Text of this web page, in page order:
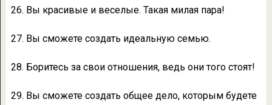
26. Вы красивые и веселые. Такая милая пара!
27. Вы сможете создать идеальную семью.
28. Боритесь за свои отношения, ведь они того стоят!
29. Вы сможете создать общее дело, которым будете